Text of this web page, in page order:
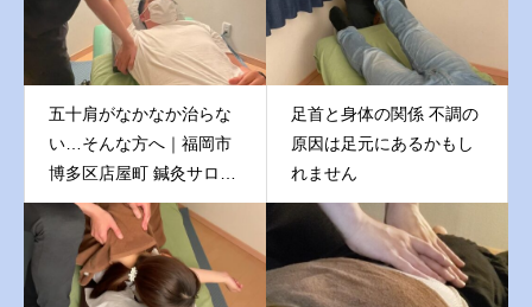
五十肩がなかなか治らな
い…そんな方へ｜福岡市
博多区店屋町 鍼灸サロン
悠雲
足首と身体の関係 不調の
原因は足元にあるかもし
れません